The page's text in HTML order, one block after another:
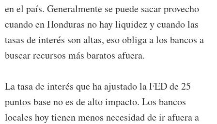
en el país. Generalmente se puede sacar provecho
cuando en Honduras no hay liquidez y cuando las
tasas de interés son altas, eso obliga a los bancos a
buscar recursos más baratos afuera.
La tasa de interés que ha ajustado la FED de 25
puntos base no es de alto impacto. Los bancos
locales hoy tienen menos necesidad de ir afuera a